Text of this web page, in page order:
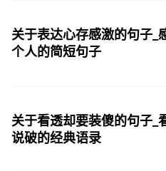
关于表达心存感激的句子_
个人的简短句子
关于看透却要装傻的句子_
说破的经典语录